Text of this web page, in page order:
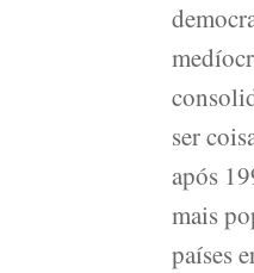
ser
após
mais
países